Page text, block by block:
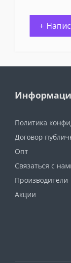
+
Политика
Договор
Опт
Связаться с
Производители
Акции